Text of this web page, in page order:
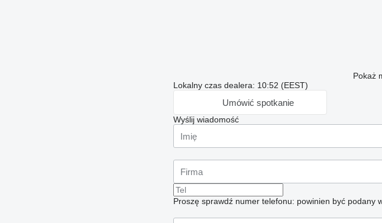
Pokaż
Lokalny czas dealera: 10:52 (EEST)
Umówić spotkanie
Wyślij wiadomość
Proszę sprawdź numer telefonu: powinien być podany